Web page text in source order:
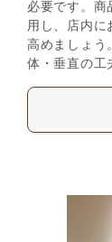
必要です。商
用し、店内に
高めましょう
体・垂直の工